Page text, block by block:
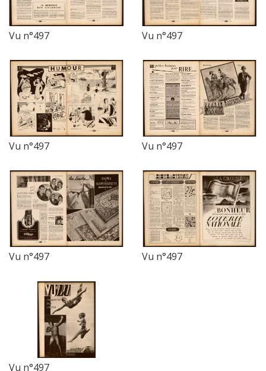
Vu n°497 Vu n°497
Vu n°497 Vu n°497
Vu n°497 Vu n°497
Vu n°497